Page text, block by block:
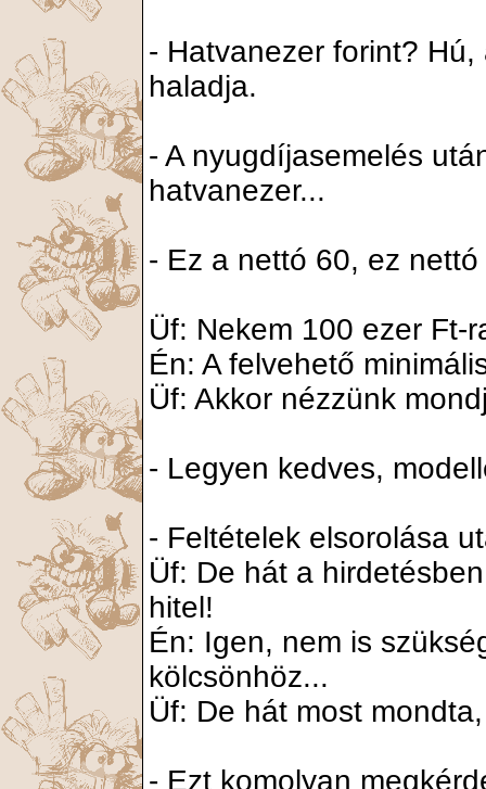
- Hatvanezer forint?
haladja.
- A nyugdíjasemelés
hatvanezer...
- Ez a nettó 60, ez
Üf: Nekem 100 ezer Ft-
Én: A felvehető
Üf: Akkor nézzünk
- Legyen kedves,
- Feltételek elsorolása
Üf: De hát a
hitel!
Én: Igen, nem is
kölcsönhöz...
Üf: De hát most
- Ezt komolyan